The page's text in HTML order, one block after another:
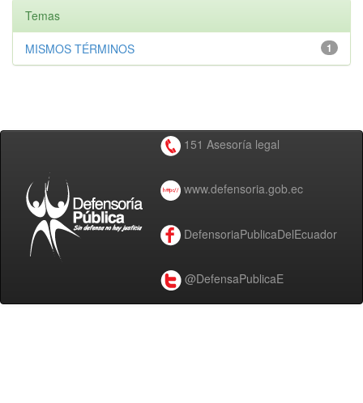
Temas
1
MISMOS TÉRMINOS
151 Asesoría legal
www.defensoria.gob.ec
DefensoriaPublicaDelEcuador
@DefensaPublicaE